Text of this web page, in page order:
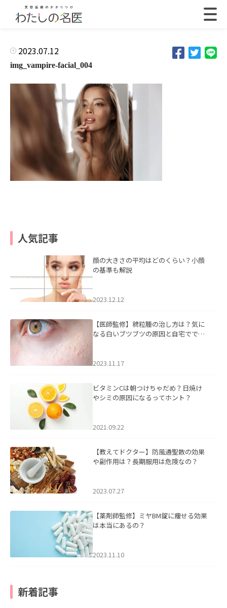
2023.07.12
img_vampire-facial_004
人気記事
顔の大きさの平均はどのくらい？小顔
の基準も解説
2023.12.12
【医師監修】稗粒腫の治し方は？気に
なる白いブツブツの原因と自宅ででき
2023.11.17
ビタミンCは朝つけちゃだめ？日焼け
やシミの原因になるってホント？
2021.09.22
【教えてドクター】防風通聖散の効果
や副作用は？長期服用は危険なの？
2023.07.27
【薬剤師監修】ミヤBM錠に痩せる効果
は本当にあるの？
2023.11.10
新着記事